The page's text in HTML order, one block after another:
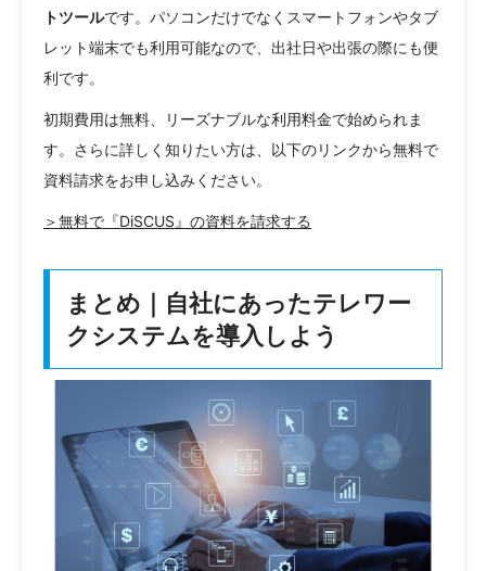
トツールです。パソコンだけでなくスマートフォンやタブ
レット端末でも利用可能なので、出社日や出張の際にも便
利です。
初期費用は無料、リーズナブルな利用料金で始められま
す。さらに詳しく知りたい方は、以下のリンクから無料で
資料請求をお申し込みください。
＞無料で『DiSCUS』の資料を請求する
まとめ｜自社にあったテレワー
クシステムを導入しよう